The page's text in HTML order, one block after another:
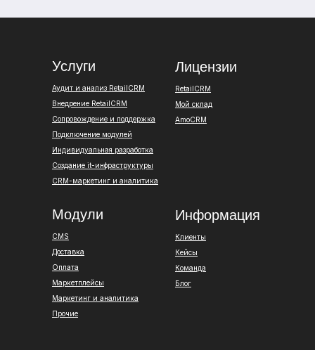
RetailCRM
Мой склад
AmoCRM
Лицензии
CMS
Доставка
Оплата
Аудит и анализ RetailCRM
Внедрение RetailCRM
Сопровождение и поддержка
Подключение модулей
Индивидуальная разработка
Создание it-инфраструктуры
CRM-маркетинг и аналитика
Услуги
Маркетплейсы
Маркетинг и аналитика
Прочие
Модули
Клиенты
Кейсы
Команда
Блог
Информация